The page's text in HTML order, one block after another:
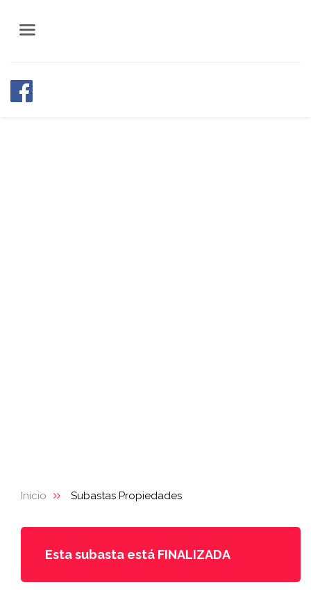
Inicio Subastas Propiedades
Esta subasta está FINALIZADA